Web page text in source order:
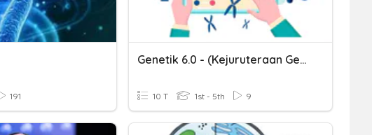
191
Genetik 6.0 - (Kejuruteraan Genetik)
10 T 1st - 5th 9